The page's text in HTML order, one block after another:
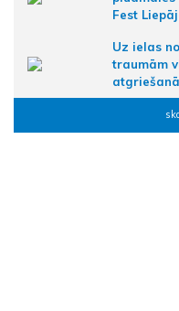
Fest
Uz ielas
traumām